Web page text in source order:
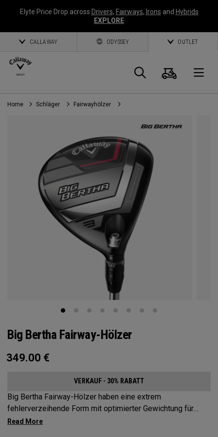
Elyte Price Drop across Drivers, Fairways, Irons and Hybrids
EXPLORE
CALLAWAY ODYSSEY OUTLET
Suche
Home Schläger Fairwayhölzer
Big Bertha Fairway-Hölzer
349.00 €
VERKAUF - 30% RABATT
Big Bertha Fairway-Hölzer haben eine extrem
fehlerverzeihende Form mit optimierter Gewichtung für
Spieler, die ihre Slices reduzieren und denen bei einer